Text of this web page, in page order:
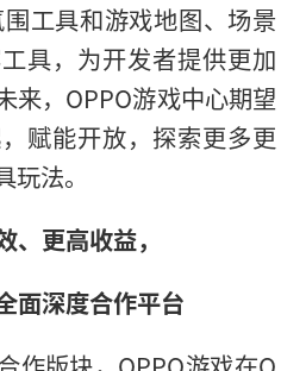
工具和游戏地图、场景
具，为开发者提供更加
来，OPPO游戏中心期望
赋能开放，探索更多更
法。
、更高收益，
面深度合作平台